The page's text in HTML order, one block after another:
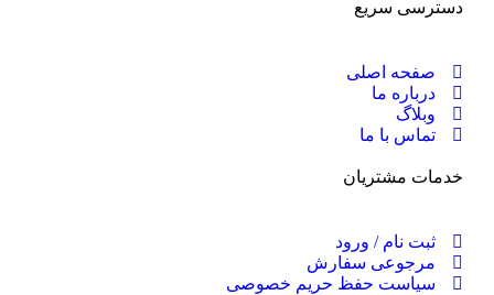
دسترسی سریع
صفحه اصلی
درباره ما
وبلاگ
تماس با ما
خدمات مشتریان
ثبت نام / ورود
مرجوعی سفارش
سیاست حفظ حریم خصوصی